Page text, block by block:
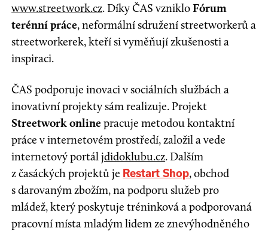
www.streetwork.cz. Díky ČAS vznikloFórum
terénní práce, neformální sdružení streetworkerů a
streetworkerek, kteří si vyměňují zkušenosti a
inspiraci.
ČAS podporuje inovaci v sociálních službách a
inovativní projekty sám realizuje. Projekt
Streetwork onlinepracuje metodou kontaktní
práce v internetovém prostředí, založil a vede
internetový portáljdidoklubu.cz. Dalším
z časáckých projektů je Restart Shop, obchod
s darovaným zbožím, na podporu služeb pro
mládež, který poskytuje tréninková a podporovaná
pracovní místa mladým lidem ze znevýhodněného